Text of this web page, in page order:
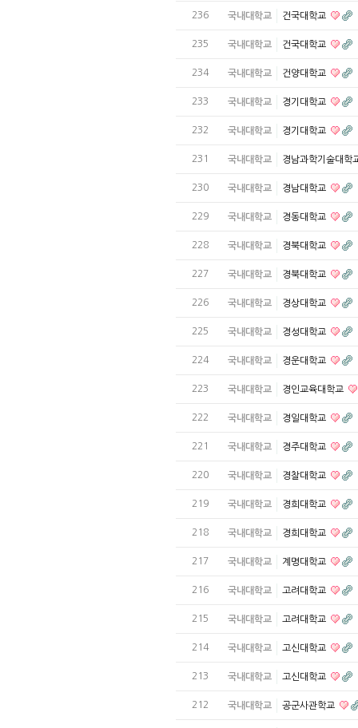
236 국내대학교 건국대학교
235 국내대학교 건국대학교
234 국내대학교 건양대학교
233 국내대학교 경기대학교
232 국내대학교 경기대학교
231 국내대학교 경남과학기술대학
230 국내대학교 경남대학교
229 국내대학교 경동대학교
228 국내대학교 경북대학교
227 국내대학교 경북대학교
226 국내대학교 경상대학교
225 국내대학교 경성대학교
224 국내대학교 경운대학교
223 국내대학교 경인교육대학교
222 국내대학교 경일대학교
221 국내대학교 경주대학교
220 국내대학교 경찰대학교
219 국내대학교 경희대학교
218 국내대학교 경희대학교
217 국내대학교 계명대학교
216 국내대학교 고려대학교
215 국내대학교 고려대학교
214 국내대학교 고신대학교
213 국내대학교 고신대학교
212 국내대학교 공군사관학교